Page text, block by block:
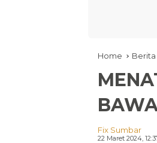
Home Berita
Fix Sumbar
22 Maret 2024,